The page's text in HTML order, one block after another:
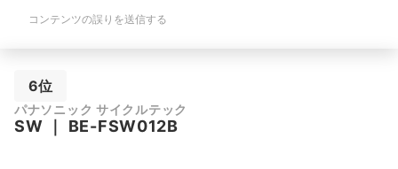
コンテンツの誤りを送信する
6位
パナソニック サイクルテック
SW ｜ BE-FSW012B